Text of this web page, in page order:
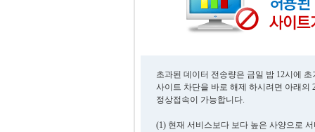
초과된 데이터 전송량은 금일 밤 12시에
사이트 차단을 바로 해제 하시려면 아래의
정상접속이 가능합니다.
(1) 현재 서비스보다 보다 높은 사양으로